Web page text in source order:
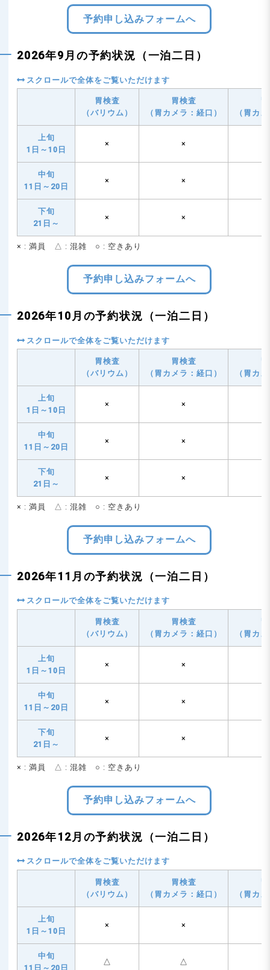
予約申し込みフォームへ
2026年9月の予約状況（一泊二日）
胃検査
（バリウム）
胃検査
（胃カメラ：経口）
（胃カ
上旬
1日～10日
× ×
中旬
11日～20日
× ×
下旬
21日～
× ×
× : 満員 △ : 混雑 ○ : 空きあり
予約申し込みフォームへ
2026年10月の予約状況（一泊二日）
胃検査
（バリウム）
胃検査
（胃カメラ：経口）
（胃カ
上旬
1日～10日
× ×
中旬
11日～20日
× ×
下旬
21日～
× ×
× : 満員 △ : 混雑 ○ : 空きあり
予約申し込みフォームへ
2026年11月の予約状況（一泊二日）
胃検査
（バリウム）
胃検査
（胃カメラ：経口）
（胃カ
上旬
1日～10日
× ×
中旬
11日～20日
× ×
下旬
21日～
× ×
× : 満員 △ : 混雑 ○ : 空きあり
予約申し込みフォームへ
2026年12月の予約状況（一泊二日）
胃検査
（バリウム）
胃検査
（胃カメラ：経口）
（胃カ
上旬
1日～10日
× ×
中旬
11日～20日
△ △